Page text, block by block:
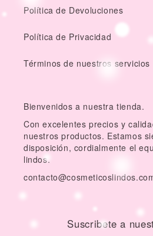
Política de Devoluciones
Política de Privacidad
Términos de nuestros servicios
Bienvenidos a nuestra tienda.
Con excelentes precios y
nuestros productos. Estamos
disposición, cordialmente el
lindos.
Suscribete a